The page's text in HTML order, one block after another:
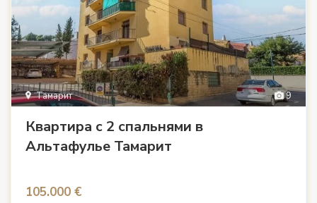
9
Тамарит
Квартира с 2 спальнями в
Альтафулье Тамарит
105.000 €